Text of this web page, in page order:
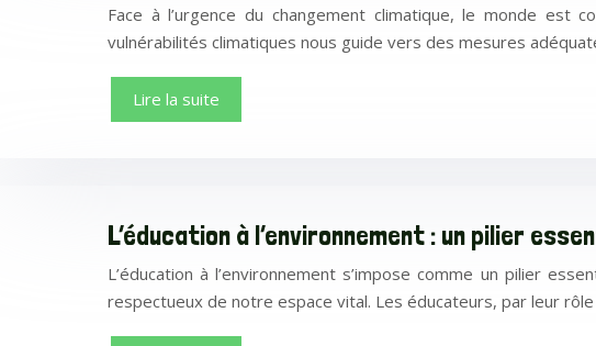
Face à l’urgence du changement climatique, le monde est
vulnérabilités climatiques nous guide vers des mesures
Lire la suite
L’éducation à l’environnement : un pilier
L’éducation à l’environnement s’impose comme un pilier
respectueux de notre espace vital. Les éducateurs, par leur